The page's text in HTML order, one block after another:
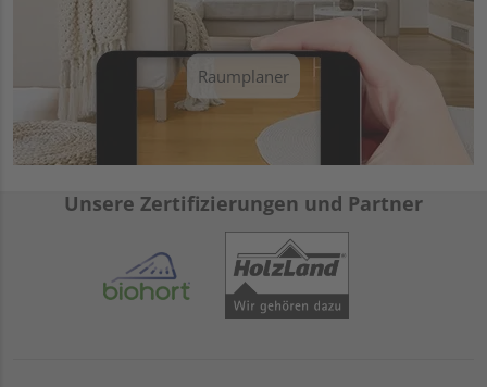
Raumplaner
Unsere Zertifizierungen und Partner